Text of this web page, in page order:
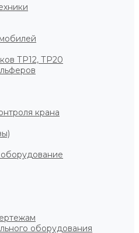
ТР12, ТР20
крана
оборудования